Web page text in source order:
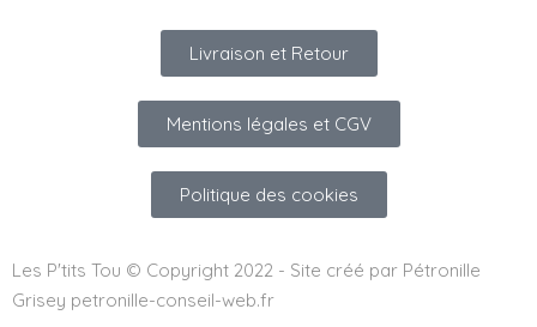
Livraison et Retour
Mentions légales et CGV
Politique des cookies
Les P'tits Tou © Copyright 2022 - Site créé par Pétronille
Grisey petronille-conseil-web.fr